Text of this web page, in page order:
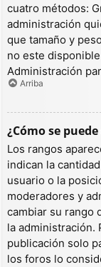
cuatro métodos:
administración
que tamaño y
no este
Administración
Arriba
¿Cómo se
Los rangos
indican la
usuario o la
moderadores y
cambiar su rango
la administración.
publicación solo
los foros lo